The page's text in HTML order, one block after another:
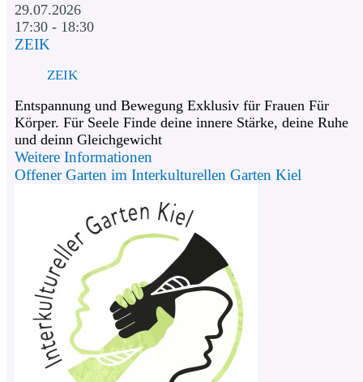
29.07.2026
17:30 - 18:30
ZEIK
ZEIK
Entspannung und Bewegung Exklusiv für Frauen Für
Körper. Für Seele Finde deine innere Stärke, deine Ruhe
und deinn Gleichgewicht
Weitere Informationen
Offener Garten im Interkulturellen Garten Kiel